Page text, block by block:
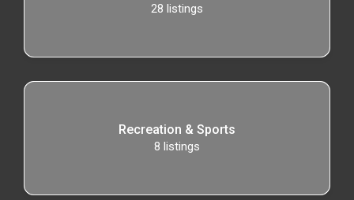
28 listings
Recreation & Sports
8 listings